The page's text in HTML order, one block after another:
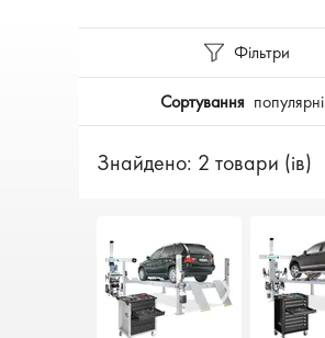
Фільтри
Сортування популярні
Знайдено: 2 товари (ів)